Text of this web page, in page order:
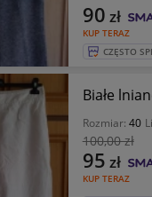
KUP TERAZ
90 zł
CZĘSTO
Białe
Rozmiar: 40
100,00 zł
KUP TERAZ
95 zł